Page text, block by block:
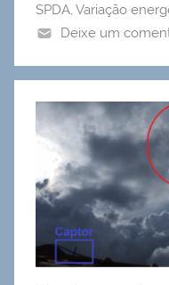
SPDA, Variação
Deixe um